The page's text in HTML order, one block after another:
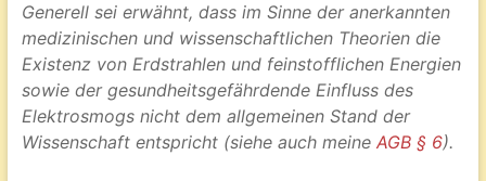
Generell sei erwähnt, dass im Sinne der anerkannten
medizinischen und wissenschaftlichen Theorien die
Existenz von Erdstrahlen und feinstofflichen Energien
sowie der gesundheitsgefährdende Einfluss des
Elektrosmogs nicht dem allgemeinen Stand der
Wissenschaft entspricht (siehe auch meine AGB § 6).